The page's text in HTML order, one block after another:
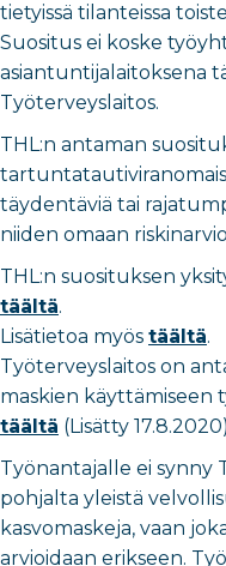
tietyissä tilanteissa
Suositus ei koske
asiantuntijalaitoksena
Työterveyslaitos.
THL:n antaman
täydentäviä tai
niiden omaan
THL:n suosituksen
täältä.
Lisätietoa myös täältä.
Työterveyslaitos on
maskien käyttämiseen
täältä (Lisätty
Työnantajalle ei synny
pohjalta yleistä
kasvomaskeja, vaan
arvioidaan erikseen.